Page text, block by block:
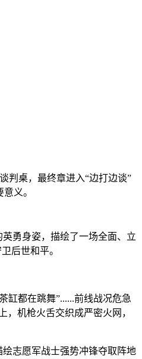
判桌，最终章进入“边打边谈”
义。
勇身姿，描绘了一场全面、立
后世和平。
都在跳舞”......前线战况危急
机枪火舌交织成严密火网，
志愿军战士强势冲锋夺取阵地